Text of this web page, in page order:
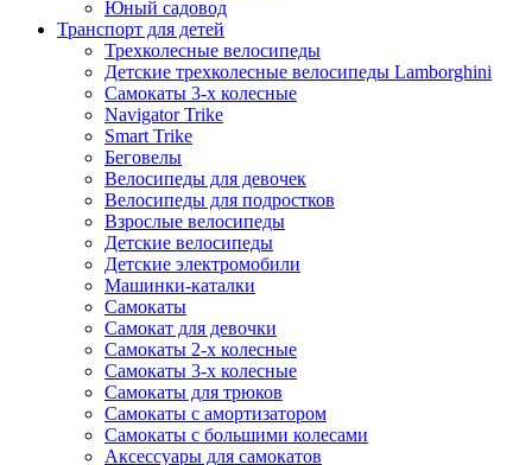
Юный садовод
Транспорт для детей
Трехколесные велосипеды
Детские трехколесные велосипеды Lamborghini
Самокаты 3-х колесные
Navigator Trike
Smart Trike
Беговелы
Велосипеды для девочек
Велосипеды для подростков
Взрослые велосипеды
Детские велосипеды
Детские электромобили
Машинки-каталки
Самокаты
Самокат для девочки
Самокаты 2-х колесные
Самокаты 3-х колесные
Самокаты для трюков
Самокаты с амортизатором
Самокаты с большими колесами
Аксессуары для самокатов